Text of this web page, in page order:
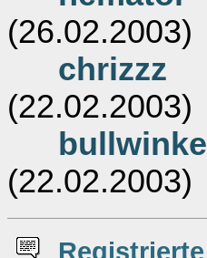
(26.02.2003)
chrizzz
(22.02.2003)
bullwinkel
(22.02.2003)
Registrierte